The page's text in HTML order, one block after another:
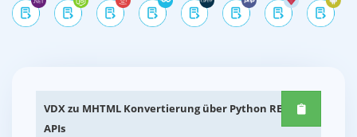
VDX zu MHTML Konvertierung über Python REST-
APIs